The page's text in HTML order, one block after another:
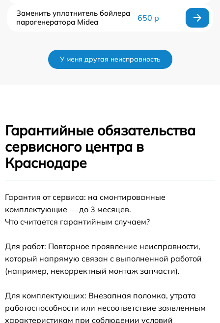
Заменить уплотнитель бойлера
парогенератора Midea
650 р
У меня другая неисправность
Гарантийные обязательства
сервисного центра в
Краснодаре
Гарантия от сервиса: на смонтированные
комплектующие — до 3 месяцев.
Что считается гарантийным случаем?
Для работ: Повторное проявление неисправности,
который напрямую связан с выполненной работой
(например, некорректный монтаж запчасти).
Для комплектующих: Внезапная поломка, утрата
работоспособности или несоответствие заявленным
характеристикам при соблюдении условий